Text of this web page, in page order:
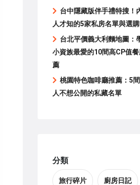
台中隱藏版伴手禮特搜！
人才知的5家私房名單與選
台北平價義大利麵地圖：
小資族最愛的10間高CP值
薦
桃園特色咖啡廳推薦：5
人不想公開的私藏名單
分類
旅行碎片 廚房日記